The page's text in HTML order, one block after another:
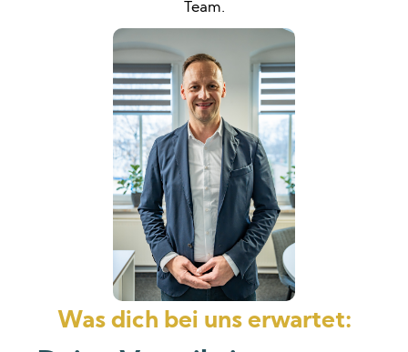
Team.
Was dich bei uns erwartet: